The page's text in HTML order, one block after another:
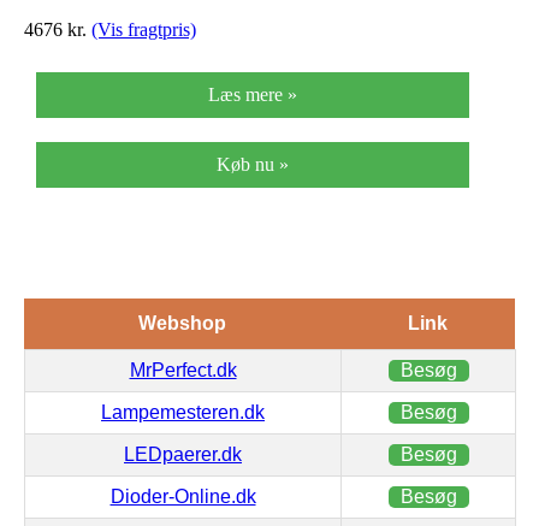
4676 kr. (Vis fragtpris)
Læs mere »
Køb nu »
Webshop Link
MrPerfect.dk Besøg
Lampemesteren.dk Besøg
LEDpaerer.dk Besøg
Dioder-Online.dk Besøg